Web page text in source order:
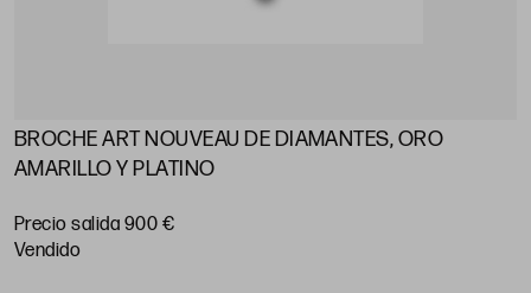
BROCHE ART NOUVEAU DE DIAMANTES, ORO
AMARILLO Y PLATINO
Precio salida 900 €
vendido